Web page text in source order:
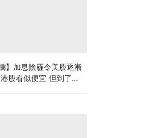
】加息陰霾令美股逐漸
股看似便宜 但到了撈